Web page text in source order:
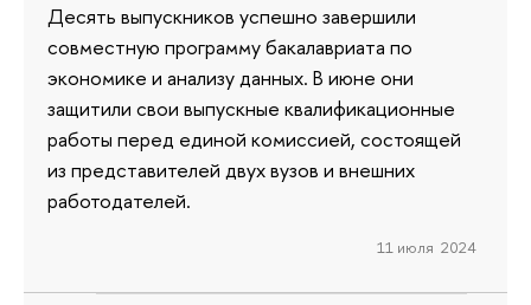
Десять выпускников успешно завершили
совместную программу бакалавриата по
экономике и анализу данных. В июне они
защитили свои выпускные квалификационные
работы перед единой комиссией, состоящей
из представителей двух вузов и внешних
работодателей.
11 июля 2024